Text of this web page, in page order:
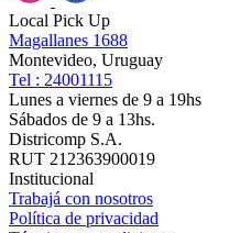
Local Pick Up
Magallanes 1688
Montevideo, Uruguay
Tel : 24001115
Lunes a viernes de 9 a 19hs
Sábados de 9 a 13hs.
Districomp S.A.
RUT 212363900019
Institucional
Trabajá con nosotros
Política de privacidad